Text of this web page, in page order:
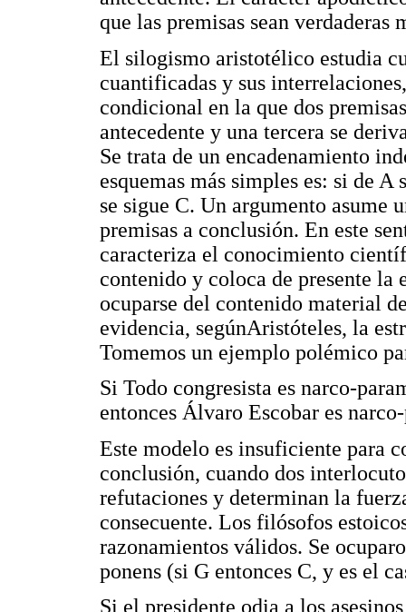
que las premisas sean
El silogismo aristotélico estudia
cuantificadas y sus
condicional en la que dos
antecedente y una tercera se
Se trata de un encadenamiento
esquemas más simples es: si de
se sigue C. Un argumento
premisas a conclusión. En este
caracteriza el conocimiento
contenido y coloca de presente la
ocuparse del contenido material
evidencia, segúnAristóteles, la
Tomemos un ejemplo polémico
Si Todo congresista es narco-
entonces Álvaro Escobar es
Este modelo es insuficiente para
conclusión, cuando dos
refutaciones y determinan la
consecuente. Los filósofos
razonamientos válidos. Se
ponens (si G entonces C, y es el
Si el presidente odia a los